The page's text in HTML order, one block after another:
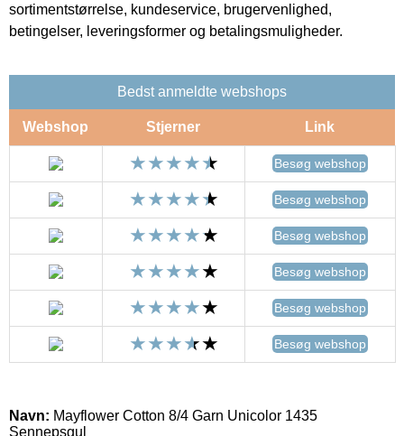
sortimentstørrelse, kundeservice, brugervenlighed,
betingelser, leveringsformer og betalingsmuligheder.
Bedst anmeldte webshops
Webshop Stjerner Link
Besøg webshop
Besøg webshop
Besøg webshop
Besøg webshop
Besøg webshop
Besøg webshop
Navn: Mayflower Cotton 8/4 Garn Unicolor 1435
Sennepsgul